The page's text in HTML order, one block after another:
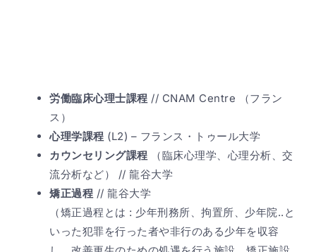
労働臨床心理士課程 // CNAM Centre （フラン
ス）
心理学課程 (L2) – フランス・ トゥール大学
カウンセリング課程 （臨床心理学、心理分析、交
流分析など） // 龍谷大学
矯正過程 // 龍谷大学
（矯正過程とは : 少年刑務所、拘置所、少年院..と
いった犯罪を行った者や非行のある少年を収容